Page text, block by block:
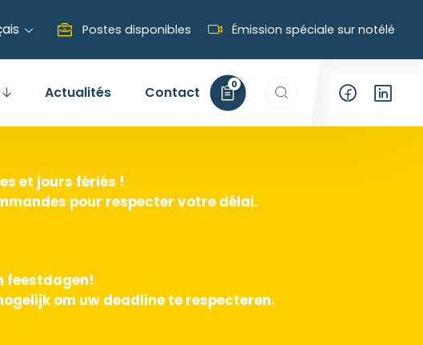
Postes disponibles Émission spéciale sur notélé
Actualités Contact 0 Rechercher…
et jours fériés !
pour respecter votre délai.
feestdagen!
om uw deadline te respecteren.